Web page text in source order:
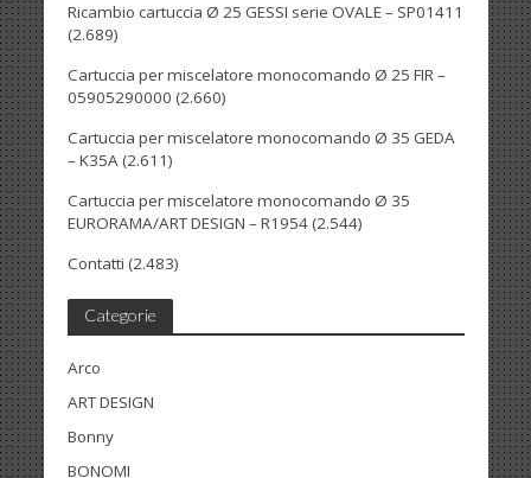
Ricambio cartuccia Ø 25 GESSI serie OVALE – SP01411
(2.689)
Cartuccia per miscelatore monocomando Ø 25 FIR –
05905290000 (2.660)
Cartuccia per miscelatore monocomando Ø 35 GEDA
– K35A(2.611)
Cartuccia per miscelatore monocomando Ø 35
EURORAMA/ART DESIGN – R1954(2.544)
Contatti (2.483)
Categorie
Arco
ART DESIGN
Bonny
BONOMI